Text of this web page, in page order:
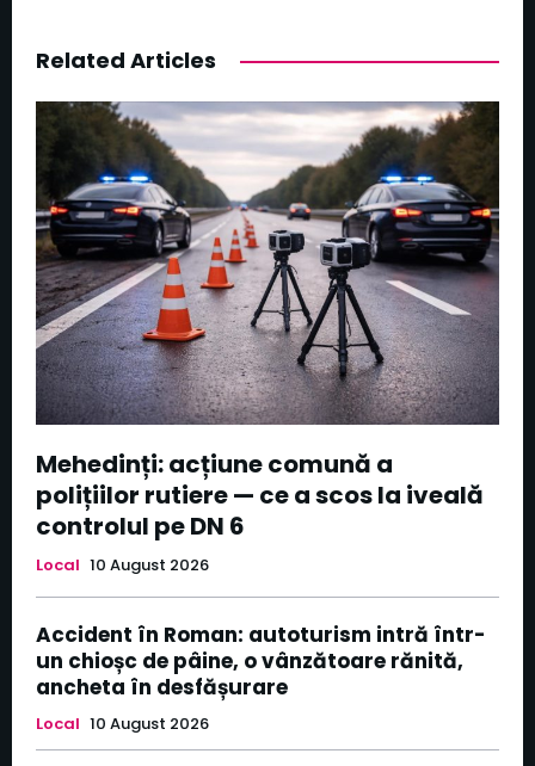
Related Articles
Mehedinți: acțiune comună a
polițiilor rutiere — ce a scos la iveală
controlul pe DN 6
Local 10 August 2026
Accident în Roman: autoturism intră într-
un chioșc de pâine, o vânzătoare rănită,
ancheta în desfășurare
Local 10 August 2026